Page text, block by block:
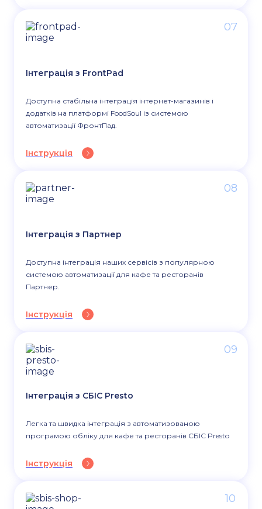
07
Інтеграція з FrontPad
Доступна стабільна інтеграція інтернет-магазинів і
додатків на платформі FoodSoul із системою
автоматизації ФронтПад.
Інструкція
08
Інтеграція з Партнер
Доступна інтеграція наших сервісів з популярною
системою автоматизації для кафе та ресторанів
Партнер.
Інструкція
09
Інтеграція з СБІС Presto
Легка та швидка інтеграція з автоматизованою
програмою обліку для кафе та ресторанів СБІС Presto
Інструкція
10